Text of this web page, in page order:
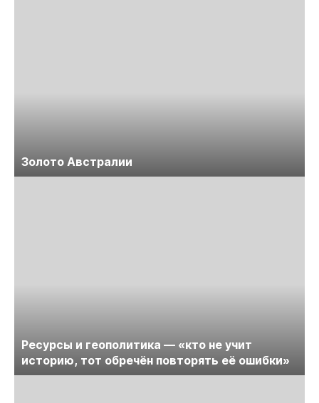
Золото Австралии
Ресурсы и геополитика — «кто не учит
историю, тот обречён повторять её ошибки»